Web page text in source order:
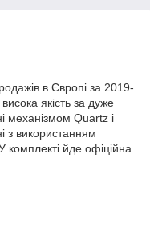
в Європі за 2019-
якість за дуже
механізмом Quartz і
з використанням
комплекті йде офіційна